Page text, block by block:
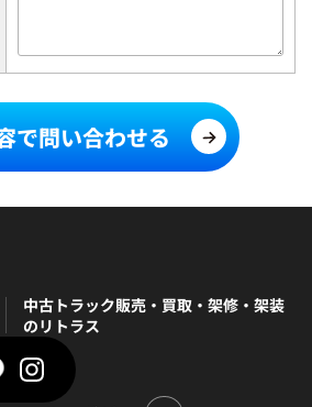
で問い合わせる
中古トラック販売・買取・架修・架装
のリトラス